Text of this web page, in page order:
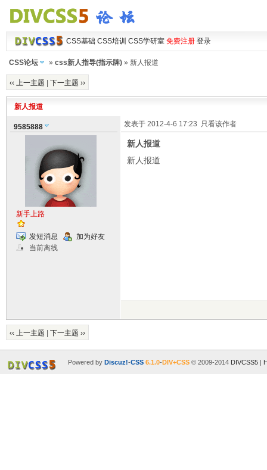
CSS基础 CSS培训 CSS学研室 免费注册 登录
CSS论坛 » css新人指导(指示牌)» 新人报道
‹‹ 上一主题 下一主题 ››
新人报道
9585888
新手上路
发短消息
加为好友
当前离线
发表于 2012-4-6 17:23 只看该作者
新人报道
新人报道
‹‹ 上一主题 下一主题 ››
Powered by Discuz!-CSS 6.1.0-DIV+CSS© 2009-2014 DIVCSS5|